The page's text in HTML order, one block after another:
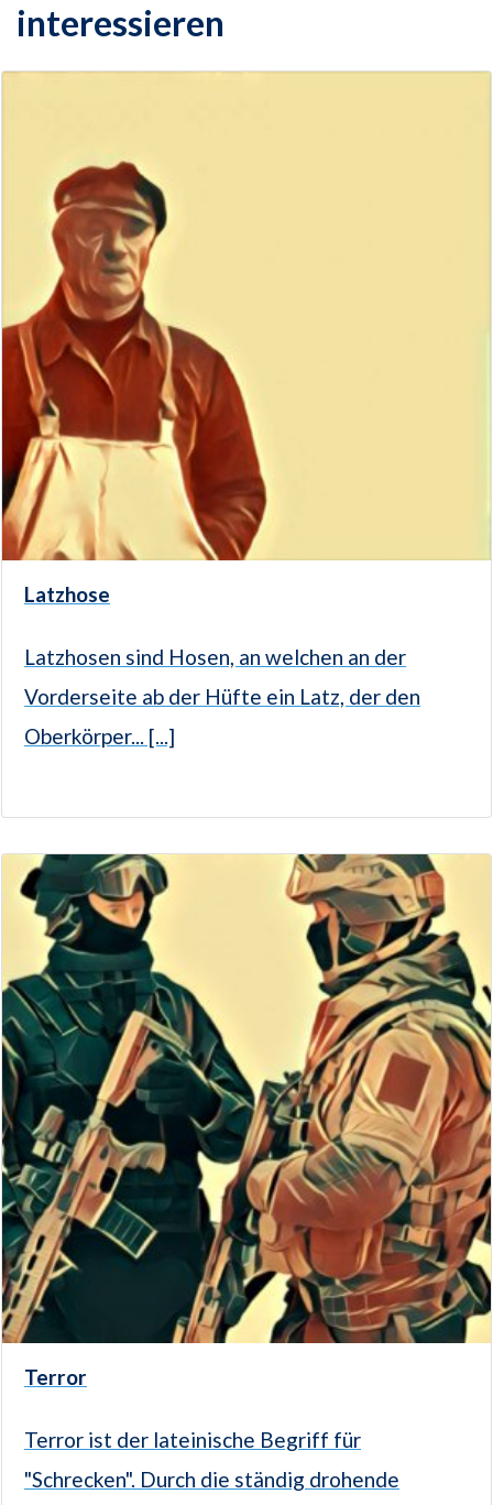
interessieren
Latzhose
Latzhosen sind Hosen, an welchen an der
Vorderseite ab der Hüfte ein Latz, der den
Oberkörper... [...]
Terror
Terror ist der lateinische Begriff für
"Schrecken". Durch die ständig drohende